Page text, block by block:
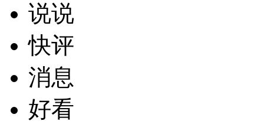
说说
快评
消息
好看